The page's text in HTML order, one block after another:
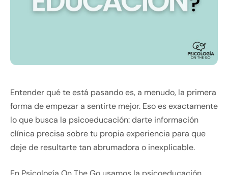
Entender qué te está pasando es, a menudo, la primera
forma de empezar a sentirte mejor. Eso es exactamente
lo que busca la psicoeducación: darte información
clínica precisa sobre tu propia experiencia para que
deje de resultarte tan abrumadora o inexplicable.